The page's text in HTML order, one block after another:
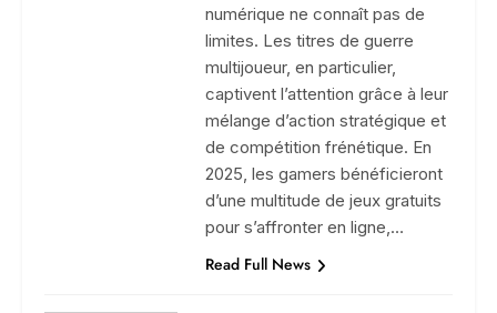
numérique ne connaît pas de
limites. Les titres de guerre
multijoueur, en particulier,
captivent l’attention grâce à leur
mélange d’action stratégique et
de compétition frénétique. En
2025, les gamers bénéficieront
d’une multitude de jeux gratuits
pour s’affronter en ligne,…
Read Full News